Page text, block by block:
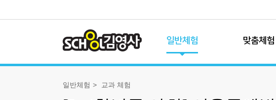
일반체험 맞춤체험
일반체험 교과 체험